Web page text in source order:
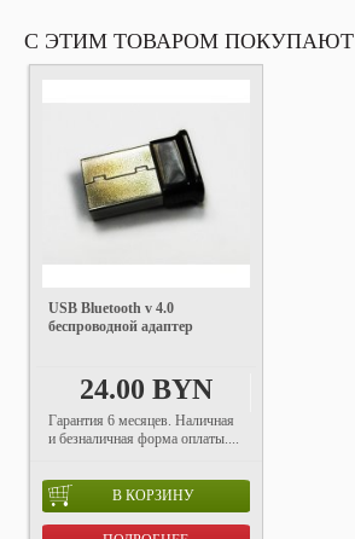
С ЭТИМ ТОВАРОМ ПОКУПАЮТ
USB Bluetooth v 4.0
беспроводной адаптер
24.00 BYN
Гарантия 6 месяцев. Наличная
и безналичная форма оплаты....
В КОРЗИНУ